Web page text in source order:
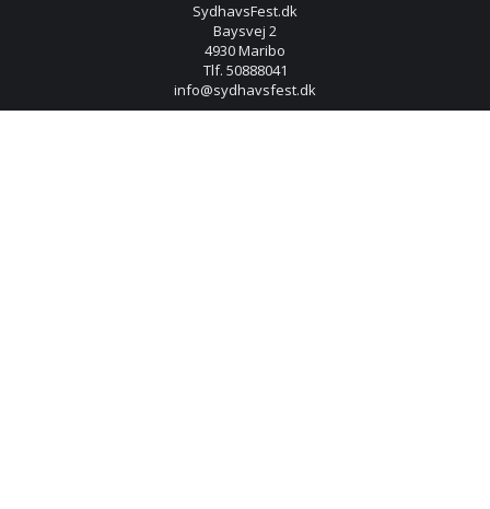
SydhavsFest.dk
Baysvej 2
4930 Maribo
Tlf. 50888041
info@sydhavsfest.dk